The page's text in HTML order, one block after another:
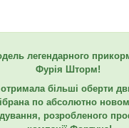
легендарного
Фурія Шторм!
більші оберти
по абсолютно
розробленого